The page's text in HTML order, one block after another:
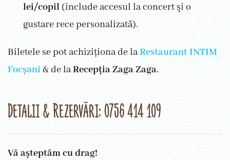
lei/copil (include accesul la concert şi o
gustare rece personalizată).
Biletele se pot achiziționa de laRestaurant INTIM
Focșani & de laRecepția Zaga Zaga.
Detalii & Rezervări: 0756 414 109
Vă așteptăm cu drag!